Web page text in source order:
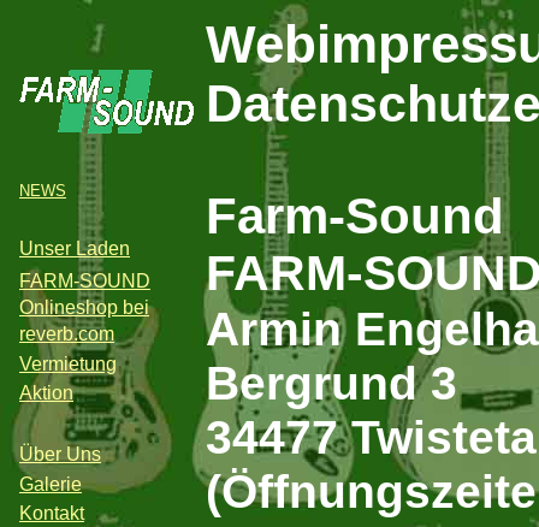
NEWS
Unser Laden
FARM-SOUND
Onlineshop bei
reverb.com
Vermietung
Aktion
Über Uns
Galerie
Kontakt
Farm-Sound
FARM-
Armin
Bergrund 3
34477